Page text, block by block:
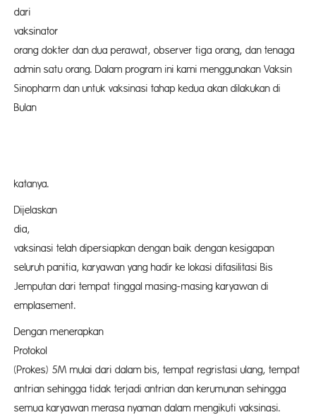
dari
vaksinator
orang dokter dan dua perawat, observer tiga orang, dan tenaga
admin satu orang. Dalam program ini kami menggunakan Vaksin
Sinopharm dan untuk vaksinasi tahap kedua akan dilakukan di
Bulan
katanya.
Dijelaskan
dia,
vaksinasi telah dipersiapkan dengan baik dengan kesigapan
seluruh panitia, karyawan yang hadir ke lokasi difasilitasi Bis
Jemputan dari tempat tinggal masing-masing karyawan di
emplasement.
Dengan menerapkan
Protokol
(Prokes) 5M mulai dari dalam bis, tempat regristasi ulang, tempat
antrian sehingga tidak terjadi antrian dan kerumunan sehingga
semua karyawan merasa nyaman dalam mengikuti vaksinasi.